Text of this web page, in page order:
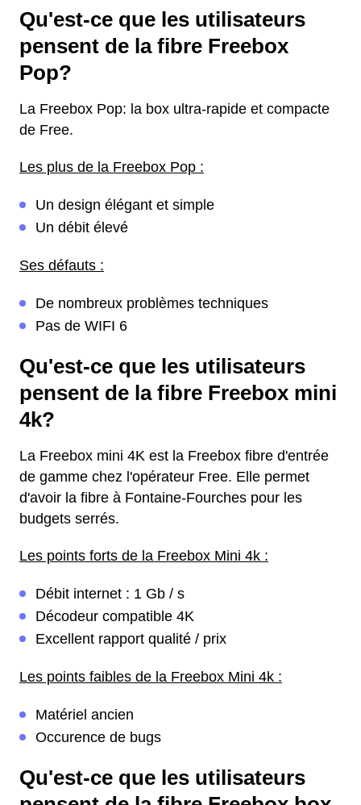
Qu'est-ce que les utilisateurs
pensent de la fibre Freebox
Pop?
La Freebox Pop: la box ultra-rapide et compacte
de Free.
Les plus de la Freebox Pop :
Un design élégant et simple
Un débit élevé
Ses défauts :
De nombreux problèmes techniques
Pas de WIFI 6
Qu'est-ce que les utilisateurs
pensent de la fibre Freebox mini
4k?
La Freebox mini 4K est la Freebox fibre d'entrée
de gamme chez l'opérateur Free. Elle permet
d'avoir la fibre à Fontaine-Fourches pour les
budgets serrés.
Les points forts de la Freebox Mini 4k :
Débit internet : 1 Gb / s
Décodeur compatible 4K
Excellent rapport qualité / prix
Les points faibles de la Freebox Mini 4k :
Matériel ancien
Occurence de bugs
Qu'est-ce que les utilisateurs